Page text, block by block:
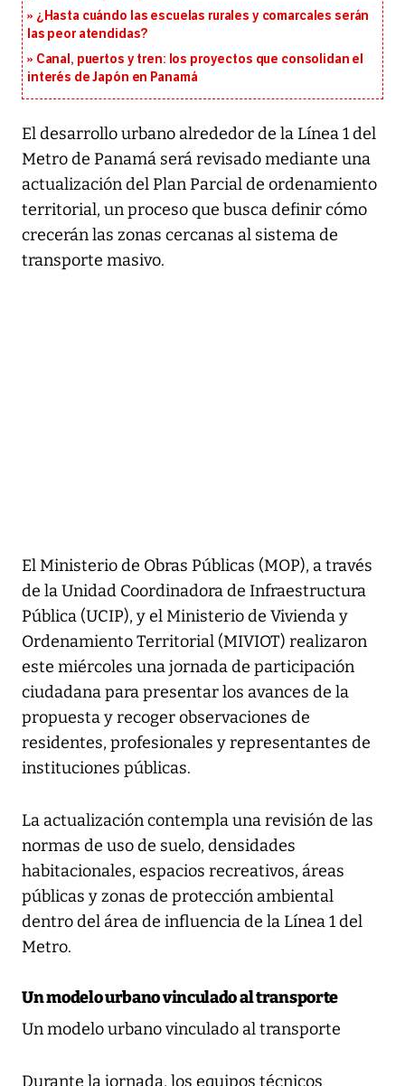
¿Hasta cuándo las escuelas rurales y comarcales serán
las peor atendidas?
Canal, puertos y tren: los proyectos que consolidan el
interés de Japón en Panamá
El desarrollo urbano alrededor de la Línea 1 del
Metro de Panamá será revisado mediante una
actualización del Plan Parcial de ordenamiento
territorial, un proceso que busca definir cómo
crecerán las zonas cercanas al sistema de
transporte masivo.
El Ministerio de Obras Públicas (MOP), a través
de la Unidad Coordinadora de Infraestructura
Pública (UCIP), y el Ministerio de Vivienda y
Ordenamiento Territorial (MIVIOT) realizaron
este miércoles una jornada de participación
ciudadana para presentar los avances de la
propuesta y recoger observaciones de
residentes, profesionales y representantes de
instituciones públicas.
La actualización contempla una revisión de las
normas de uso de suelo, densidades
habitacionales, espacios recreativos, áreas
públicas y zonas de protección ambiental
dentro del área de influencia de la Línea 1 del
Metro.
Un modelo urbano vinculado al transporte
Un modelo urbano vinculado al transporte
Durante la jornada, los equipos técnicos